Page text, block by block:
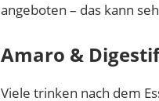
angeboten – das kann
Amaro &
Viele trinken nach dem